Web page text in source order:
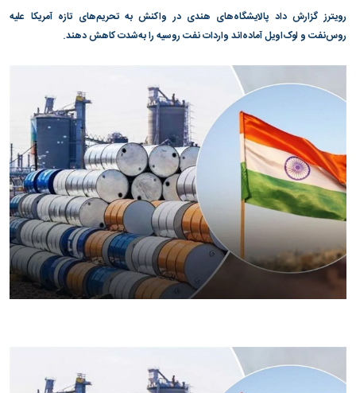
رویترز گزارش داد پالایشگاه‌های هندی در واکنش به تحریم‌های تازه آمریکا علیه
روس‌نفت و لوک‌اویل آماده‌اند واردات نفت روسیه را به‌شدت کاهش دهند.